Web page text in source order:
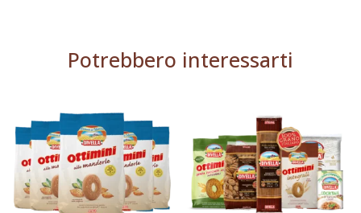
Potrebbero interessarti